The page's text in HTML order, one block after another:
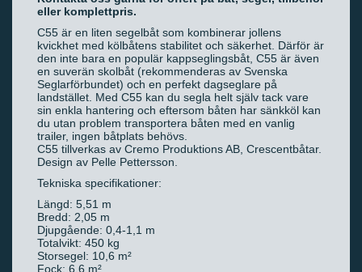
eller komplettpris.
C55 är en liten segelbåt som kombinerar jollens
kvickhet med kölbåtens stabilitet och säkerhet. Därför är
den inte bara en populär kappseglingsbåt, C55 är även
en suverän skolbåt (rekommenderas av Svenska
Seglarförbundet) och en perfekt dagseglare på
landstället. Med C55 kan du segla helt själv tack vare
sin enkla hantering och eftersom båten har sänkköl kan
du utan problem transportera båten med en vanlig
trailer, ingen båtplats behövs.
C55 tillverkas av Cremo Produktions AB, Crescentbåtar.
Design av Pelle Pettersson.
Tekniska specifikationer:
Längd: 5,51 m
Bredd: 2,05 m
Djupgående: 0,4-1,1 m
Totalvikt: 450 kg
Storsegel: 10,6 m²
Fock: 6,6 m²